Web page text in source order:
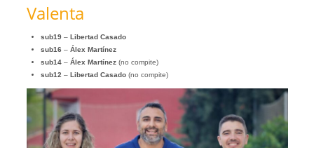
Valenta
sub19– Libertad Casado
sub16 – Álex Martínez
sub14– Álex Martínez(no compite)
sub12 – Libertad Casado(no compite)